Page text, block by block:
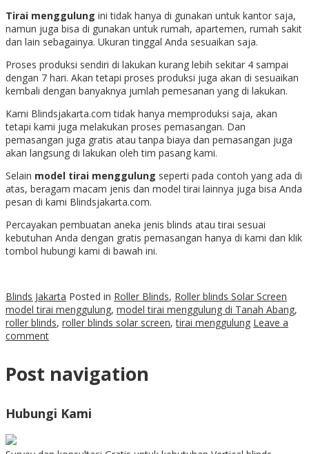
Tirai menggulung ini tidak hanya di gunakan untuk kantor saja,
namun juga bisa di gunakan untuk rumah, apartemen, rumah sakit
dan lain sebagainya. Ukuran tinggal Anda sesuaikan saja.
Proses produksi sendiri di lakukan kurang lebih sekitar 4 sampai
dengan 7 hari. Akan tetapi proses produksi juga akan di sesuaikan
kembali dengan banyaknya jumlah pemesanan yang di lakukan.
Kami Blindsjakarta.com tidak hanya memproduksi saja, akan
tetapi kami juga melakukan proses pemasangan. Dan
pemasangan juga gratis atau tanpa biaya dan pemasangan juga
akan langsung di lakukan oleh tim pasang kami.
Selain model tirai menggulung seperti pada contoh yang ada di
atas, beragam macam jenis dan model tirai lainnya juga bisa Anda
pesan di kami Blindsjakarta.com.
Percayakan pembuatan aneka jenis blinds atau tirai sesuai
kebutuhan Anda dengan gratis pemasangan hanya di kami dan klik
tombol hubungi kami di bawah ini.
Blinds Jakarta Posted in Roller Blinds, Roller blinds Solar Screen
model tirai menggulung, model tirai menggulung di Tanah Abang,
roller blinds, roller blinds solar screen,tirai menggulung Leave a
comment
Post navigation
Hubungi Kami